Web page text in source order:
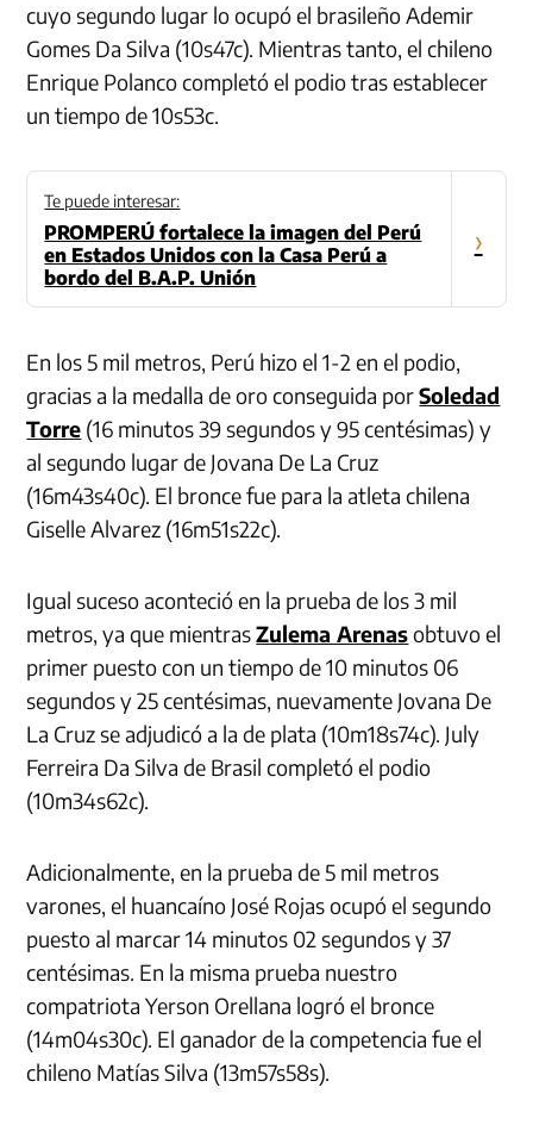
cuyo segundo lugar lo ocupó el brasileño Ademir
Gomes Da Silva (10s47c). Mientras tanto, el chileno
Enrique Polanco completó el podio tras establecer
un tiempo de 10s53c.
Te puede interesar:
PROMPERÚ fortalece la imagen del Perú
en Estados Unidos con la Casa Perú a
bordo del B.A.P. Unión
›
En los 5 mil metros, Perú hizo el 1-2 en el podio,
gracias a la medalla de oro conseguida porSoledad
Torre (16 minutos 39 segundos y 95 centésimas) y
al segundo lugar de Jovana De La Cruz
(16m43s40c). El bronce fue para la atleta chilena
Giselle Alvarez (16m51s22c).
Igual suceso aconteció en la prueba de los 3 mil
metros, ya que mientrasZulema Arenasobtuvo el
primer puesto con un tiempo de 10 minutos 06
segundos y 25 centésimas, nuevamente Jovana De
La Cruz se adjudicó a la de plata (10m18s74c). July
Ferreira Da Silva de Brasil completó el podio
(10m34s62c).
Adicionalmente, en la prueba de 5 mil metros
varones, el huancaíno José Rojas ocupó el segundo
puesto al marcar 14 minutos 02 segundos y 37
centésimas. En la misma prueba nuestro
compatriota Yerson Orellana logró el bronce
(14m04s30c). El ganador de la competencia fue el
chileno Matías Silva (13m57s58s).